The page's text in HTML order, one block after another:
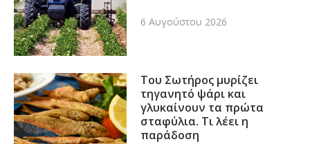
6 Αυγούστου 2026
Του Σωτήρος μυρίζει
τηγανητό ψάρι και
γλυκαίνουν τα πρώτα
σταφύλια. Τι λέει η
παράδοση